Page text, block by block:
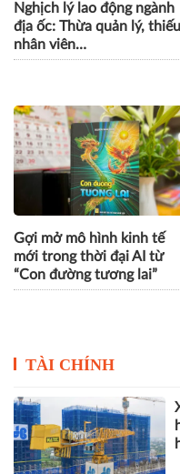
Nghịch lý lao động ngành
địa ốc: Thừa quản lý, thiếu
nhân viên…
Gợi mở mô hình kinh tế
mới trong thời đại AI từ
“Con đường tương lai”
TÀI CHÍNH